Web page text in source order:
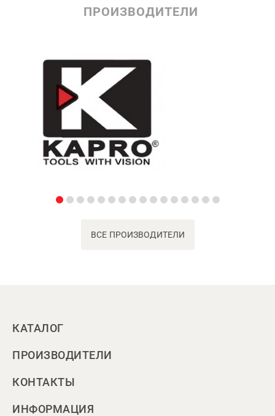
ПРОИЗВОДИТЕЛИ
ВСЕ ПРОИЗВОДИТЕЛИ
КАТАЛОГ
ПРОИЗВОДИТЕЛИ
КОНТАКТЫ
ИНФОРМАЦИЯ